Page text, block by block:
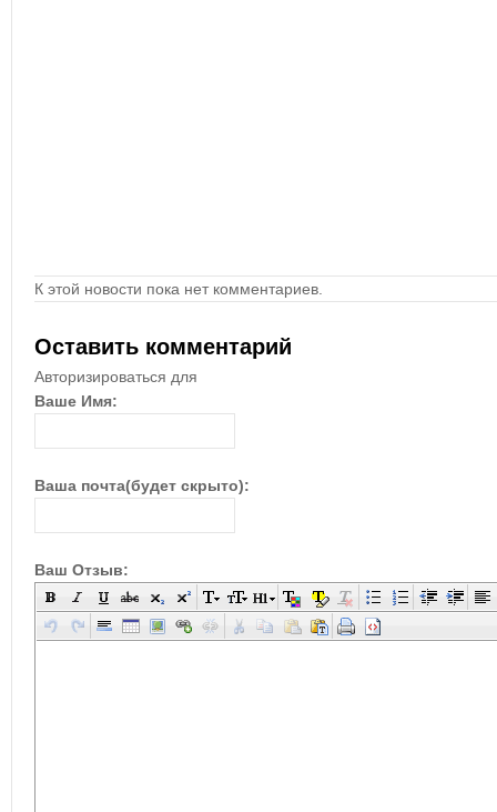
К этой новости пока нет комментариев.
Оставить комментарий
Авторизироваться для
Ваше Имя:
Ваша почта(будет скрыто):
Ваш Отзыв: